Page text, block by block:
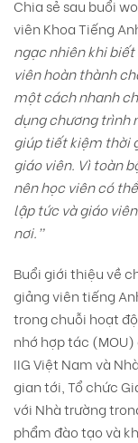
Chia sẻ sau buổi
viên Khoa Tiếng
ngạc nhiên khi
viên hoàn thành
một cách nhanh
dụng chương trình
giúp tiết kiệm thời
giáo viên. Vì toàn
nên học viên có
lập tức và giáo
nơi.”
Buổi giới thiệu về
giảng viên tiếng
trong chuỗi hoạt
nhớ hợp tác
IIG Việt Nam và
gian tới, Tổ chức
với Nhà trường
phẩm đào tạo và